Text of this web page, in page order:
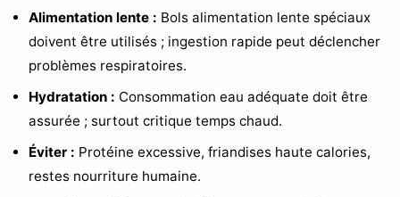
Alimentation lente : Bols alimentation lente spéciaux
doivent être utilisés ; ingestion rapide peut déclencher
problèmes respiratoires.
Hydratation : Consommation eau adéquate doit être
assurée ; surtout critique temps chaud.
Éviter : Protéine excessive, friandises haute calories,
restes nourriture humaine.